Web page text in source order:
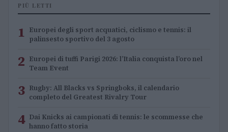
PIÙ LETTI
1 Europei degli sport acquatici, ciclismo e tennis: il
palinsesto sportivo del 3 agosto
2 Europei di tuffi Parigi 2026: l’Italia conquista l’oro nel
Team Event
3 Rugby: All Blacks vs Springboks, il calendario
completo del Greatest Rivalry Tour
4 Dai Knicks ai campionati di tennis: le scommesse che
hanno fatto storia